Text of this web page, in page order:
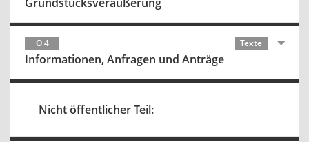
Ö 4 Texte
Informationen, Anfragen und Anträge
Nicht öffentlicher Teil: